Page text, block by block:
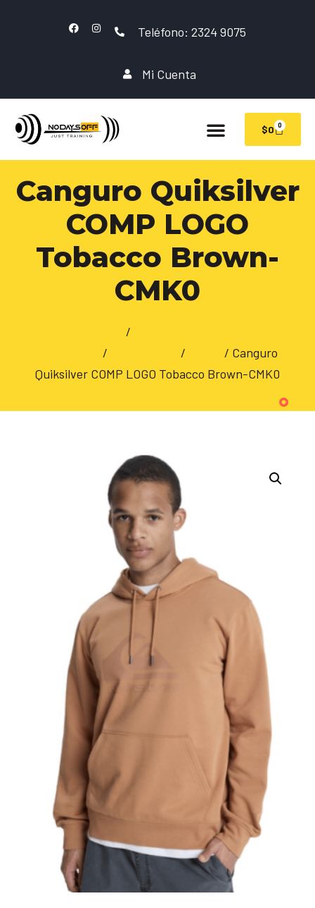
Teléfono: 2324 9075
Mi Cuenta
$0 0
Canguro Quiksilver
COMP LOGO
Tobacco Brown-
CMK0
/
/ /
/ Canguro
Quiksilver COMP LOGO Tobacco Brown-CMK0